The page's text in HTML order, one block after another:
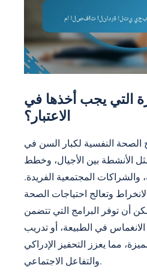
التي يجب أخذها في
الاعتبار؟
الصحة النفسية لكبار السن في
مثل الأنشطة بين الأجيال، وخطط
المجتمعية الفريدة.
وتعالج احتياجات الصحة
أن توفر البرامج التي تتضمن
الانغماس في الطبيعة، أو تدريب
مما يعزز التحفيز الإدراكي
والتفاعل الاجتماعي.